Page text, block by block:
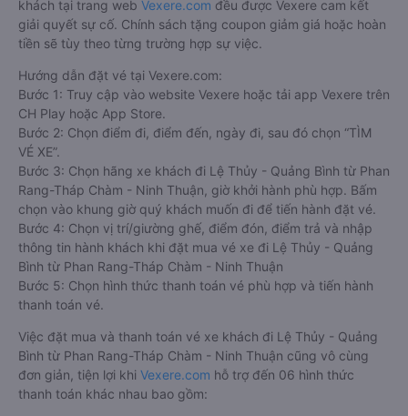
khách tại trang web Vexere.com đều được Vexere cam kết
giải quyết sự cố. Chính sách tặng coupon giảm giá hoặc hoàn
tiền sẽ tùy theo từng trường hợp sự việc.
Hướng dẫn đặt vé tại Vexere.com:
Bước 1: Truy cập vào website Vexere hoặc tải app Vexere trên
CH Play hoặc App Store.
Bước 2: Chọn điểm đi, điểm đến, ngày đi, sau đó chọn “TÌM
VÉ XE”.
Bước 3: Chọn hãng xe khách đi Lệ Thủy - Quảng Bình từ Phan
Rang-Tháp Chàm - Ninh Thuận, giờ khởi hành phù hợp. Bấm
chọn vào khung giờ quý khách muốn đi để tiến hành đặt vé.
Bước 4: Chọn vị trí/giường ghế, điểm đón, điểm trả và nhập
thông tin hành khách khi đặt mua vé xe đi Lệ Thủy - Quảng
Bình từ Phan Rang-Tháp Chàm - Ninh Thuận
Bước 5: Chọn hình thức thanh toán vé phù hợp và tiến hành
thanh toán vé.
Việc đặt mua và thanh toán vé xe khách đi Lệ Thủy - Quảng
Bình từ Phan Rang-Tháp Chàm - Ninh Thuận cũng vô cùng
đơn giản, tiện lợi khi Vexere.com hỗ trợ đến 06 hình thức
thanh toán khác nhau bao gồm: